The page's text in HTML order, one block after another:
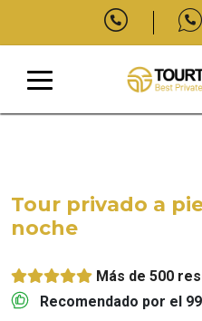
Tour privado a
noche
Más de 500
Recomendado por el